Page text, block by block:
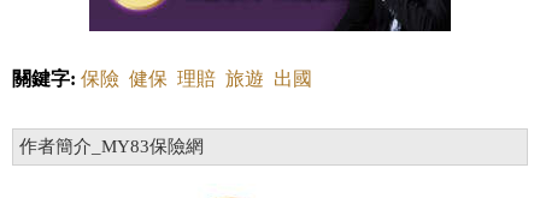
關鍵字: 保險 健保 理賠 旅遊 出國
作者簡介_MY83保險網